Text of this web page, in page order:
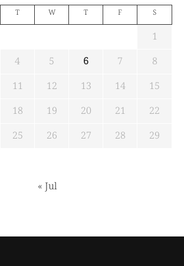
T W T F S
1
4 5 6 7
8
11 12 13 14
15
18 19 20 21
22
25 26 27 28
29
« Jul